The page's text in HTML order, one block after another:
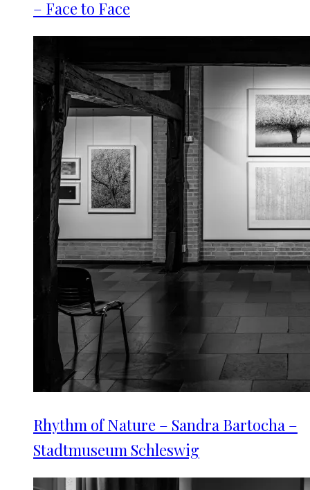
– Face to Face
Rhythm of Nature – Sandra Bartocha –
Stadtmuseum Schleswig